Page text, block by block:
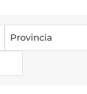
Provincia